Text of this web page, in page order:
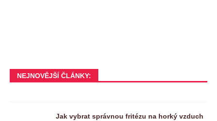
NEJNOVĚJŠÍ ČLÁNKY:
Jak vybrat správnou fritézu na horký vzduch